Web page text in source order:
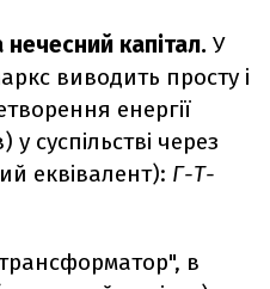
капітал. У
виводить просту і
енергії
у суспільстві через
еквівалент): Г-Т-
в